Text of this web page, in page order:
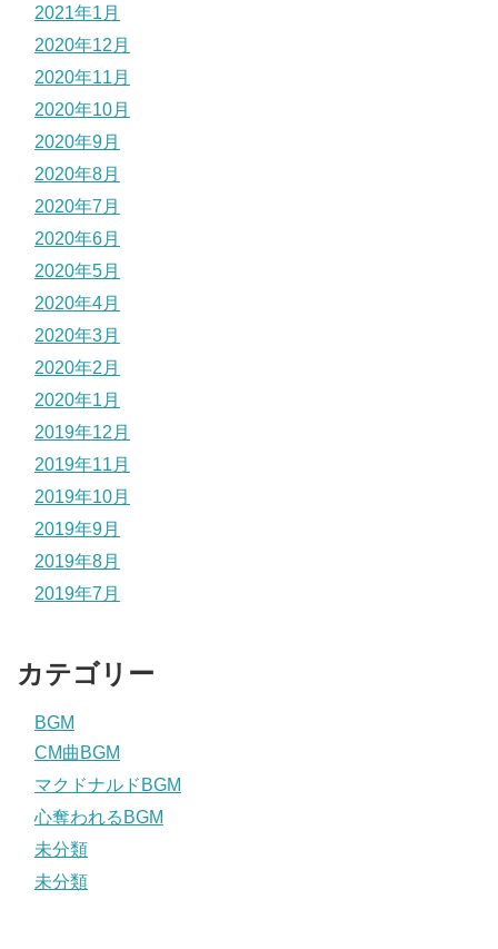
2021年1月
2020年12月
2020年11月
2020年10月
2020年9月
2020年8月
2020年7月
2020年6月
2020年5月
2020年4月
2020年3月
2020年2月
2020年1月
2019年12月
2019年11月
2019年10月
2019年9月
2019年8月
2019年7月
カテゴリー
BGM
CM曲BGM
マクドナルドBGM
心奪われるBGM
未分類
未分類